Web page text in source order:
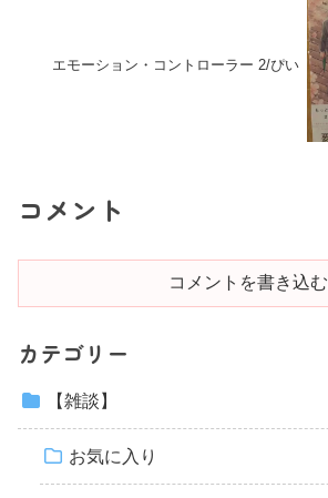
エモーション・コントローラー 2/ぴい
コメント
コメントを書き込む
カテゴリー
【雑談】
お気に入り